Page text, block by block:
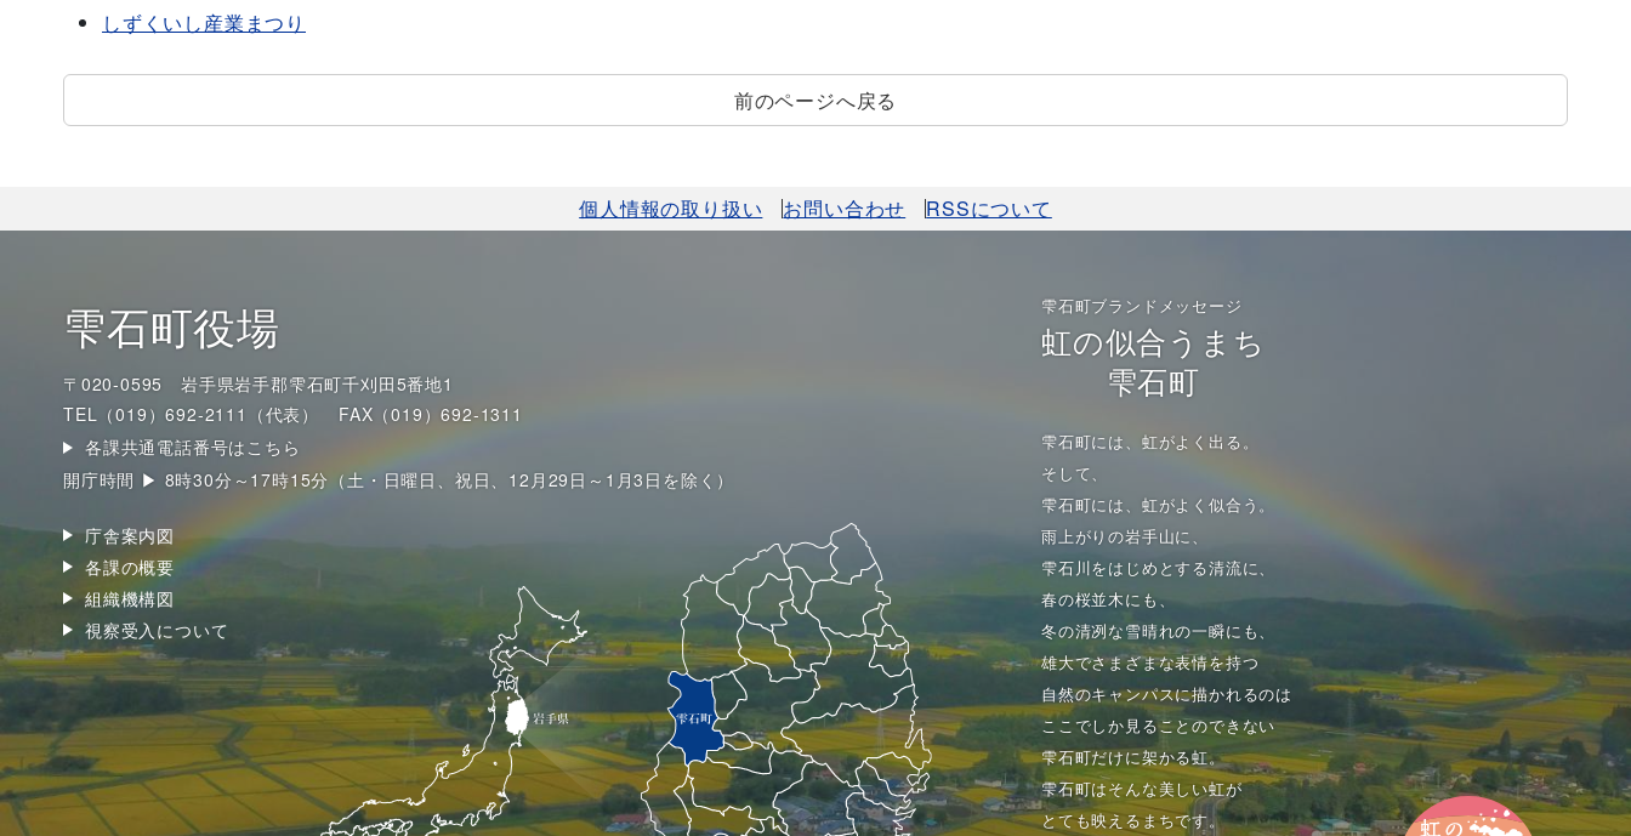
しずくいし産業まつり
前のページへ戻る
個人情報の取り扱い お問い合わせ RSSについて
雫石町役場
〒020-0595 岩手県岩手郡雫石町千刈田5番地1
TEL（019）692-2111（代表）
FAX（019）692-1311
各課共通電話番号はこちら
開庁時間 ▶ 8時30分～17時15分（土・日曜日、祝日、12月29日～1月3日を除く）
庁舎案内図
各課の概要
組織機構図
視察受入について
雫石町ブランドメッセージ
虹の似合うまち
雫石町
雫石町には、虹がよく出る。
そして、
雫石町には、虹がよく似合う。
雨上がりの岩手山に、
雫石川をはじめとする清流に、
春の桜並木にも、
冬の清冽な雪晴れの一瞬にも、
雄大でさまざまな表情を持つ
自然のキャンパスに描かれるのは
ここでしか見ることのできない
雫石町だけに架かる虹。
雫石町はそんな美しい虹が
とても映えるまちです。